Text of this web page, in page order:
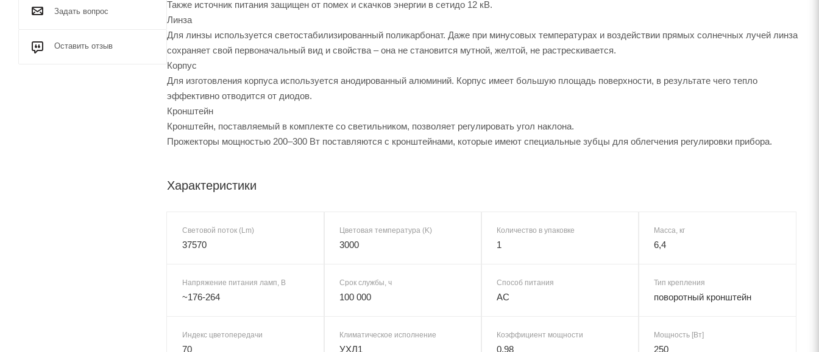
Также источник питания защищен от помех и скачков энергии в сетидо 12 кВ.
Линза
Для линзы используется светостабилизированный поликарбонат. Даже при минусовых температурах и воздействии прямых солнечных лучей линза
сохраняет свой первоначальный вид и свойства – она не становится мутной, желтой, не растрескивается.
Корпус
Для изготовления корпуса используется анодированный алюминий. Корпус имеет большую площадь поверхности, в результате чего тепло
эффективно отводится от диодов.
Кронштейн
Кронштейн, поставляемый в комплекте со светильником, позволяет регулировать угол наклона.
Прожекторы мощностью 200–300 Вт поставляются с кронштейнами, которые имеют специальные зубцы для облегчения регулировки прибора.
Характеристики
Световой поток (Lm)
37570
Цветовая температура (K)
3000
Количество в упаковке
1
Масса, кг
6,4
Напряжение питания ламп, В
~176-264
Срок службы, ч
100 000
Способ питания
AC
Тип крепления
поворотный кронштейн
Индекс цветопередачи
70
Климатическое исполнение
УХЛ1
Коэффициент мощности
0,98
Мощность [Вт]
250
Задать вопрос
Оставить отзыв